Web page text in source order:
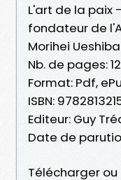
L'art de la paix
fondateur de
Morihei Ueshiba
Nb. de pages:
Format: Pdf,
ISBN:
Editeur: Guy
Date de
Télécharger